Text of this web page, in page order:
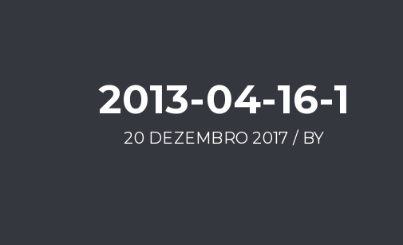
2013-04-16-1
20 DEZEMBRO 2017 / BY